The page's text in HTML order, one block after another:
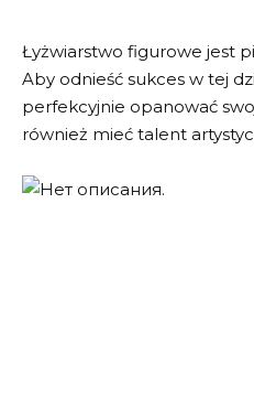
Łyżwiarstwo figurowe jest
Aby odnieść sukces w tej
perfekcyjnie opanować
również mieć talent